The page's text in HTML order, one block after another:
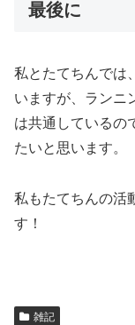
最後に
私とたてちんでは
いますが、ランニ
は共通しているの
たいと思います。
私もたてちんの活
す！
雑記